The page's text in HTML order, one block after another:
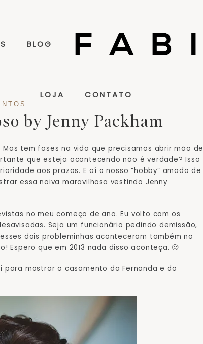
BLOG
LOJA CONTATO
by Jenny Packham
tem fases na vida que precisamos abrir mão de
que esteja acontecendo não é verdade? Isso
aos prazos. E aí o nosso “hobby” amado de
essa noiva maravilhosa vestindo Jenny
no meu começo de ano. Eu volto com os
Seja um funcionário pedindo demissão,
dois probleminhas aconteceram também no
Espero que em 2013 nada disso aconteça. 🙂
mostrar o casamento da Fernanda e do